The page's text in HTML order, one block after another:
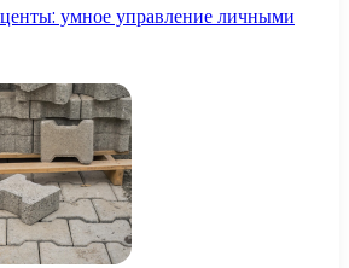
умное управление личными